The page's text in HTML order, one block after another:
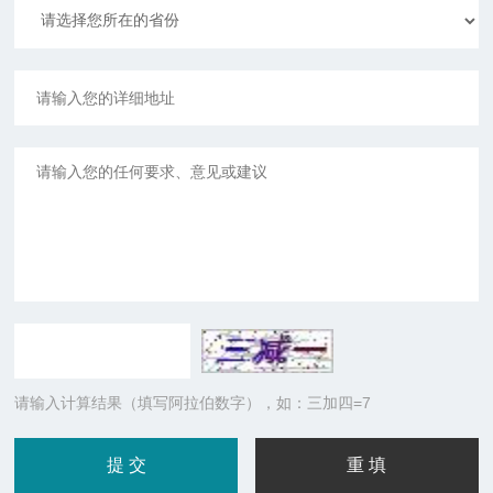
请输入计算结果（填写阿拉伯数字），如：三加四=7